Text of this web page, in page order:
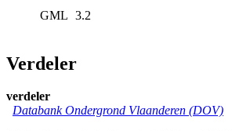
GML 3.2
Verdeler
verdeler
Databank Ondergrond Vlaanderen (DOV)